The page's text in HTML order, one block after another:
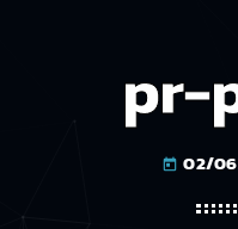
pr-
today 02/